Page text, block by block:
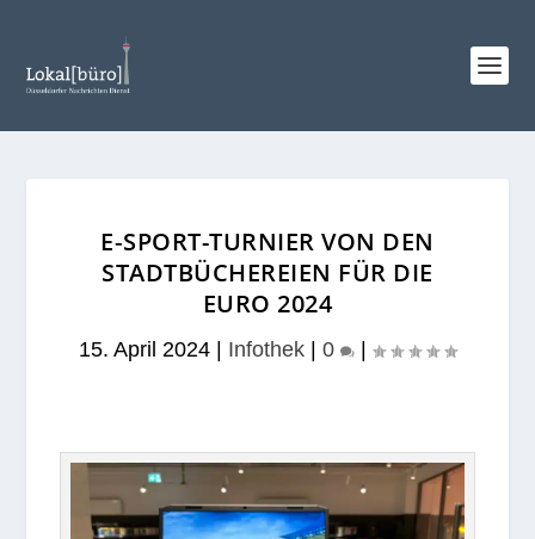
E‑SPORT-TURNIER VON DEN
STADTBÜCHEREIEN FÜR DIE
EURO 2024
15. April 2024 Infothek 0